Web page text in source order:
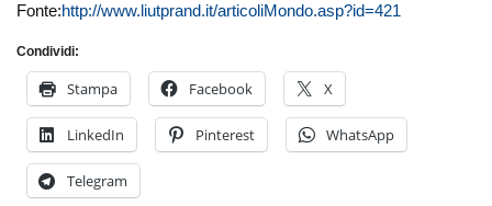
Fonte:http://www.liutprand.it/articoliMondo.asp?id=421
Condividi:
Stampa Facebook X
LinkedIn Pinterest WhatsApp
Telegram